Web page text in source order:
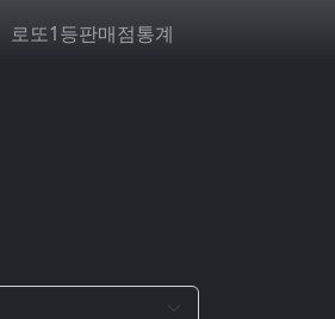
로또1등판매점통계